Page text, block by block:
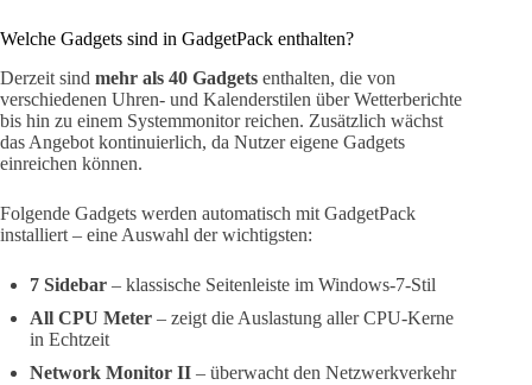
Welche Gadgets sind in GadgetPack enthalten?
Derzeit sind mehr als 40 Gadgets enthalten, die von
verschiedenen Uhren- und Kalenderstilen über Wetterberichte
bis hin zu einem Systemmonitor reichen. Zusätzlich wächst
das Angebot kontinuierlich, da Nutzer eigene Gadgets
einreichen können.
Folgende Gadgets werden automatisch mit GadgetPack
installiert – eine Auswahl der wichtigsten:
7 Sidebar – klassische Seitenleiste im Windows-7-Stil
All CPU Meter – zeigt die Auslastung aller CPU-Kerne
in Echtzeit
Network Monitor II – überwacht den Netzwerkverkehr